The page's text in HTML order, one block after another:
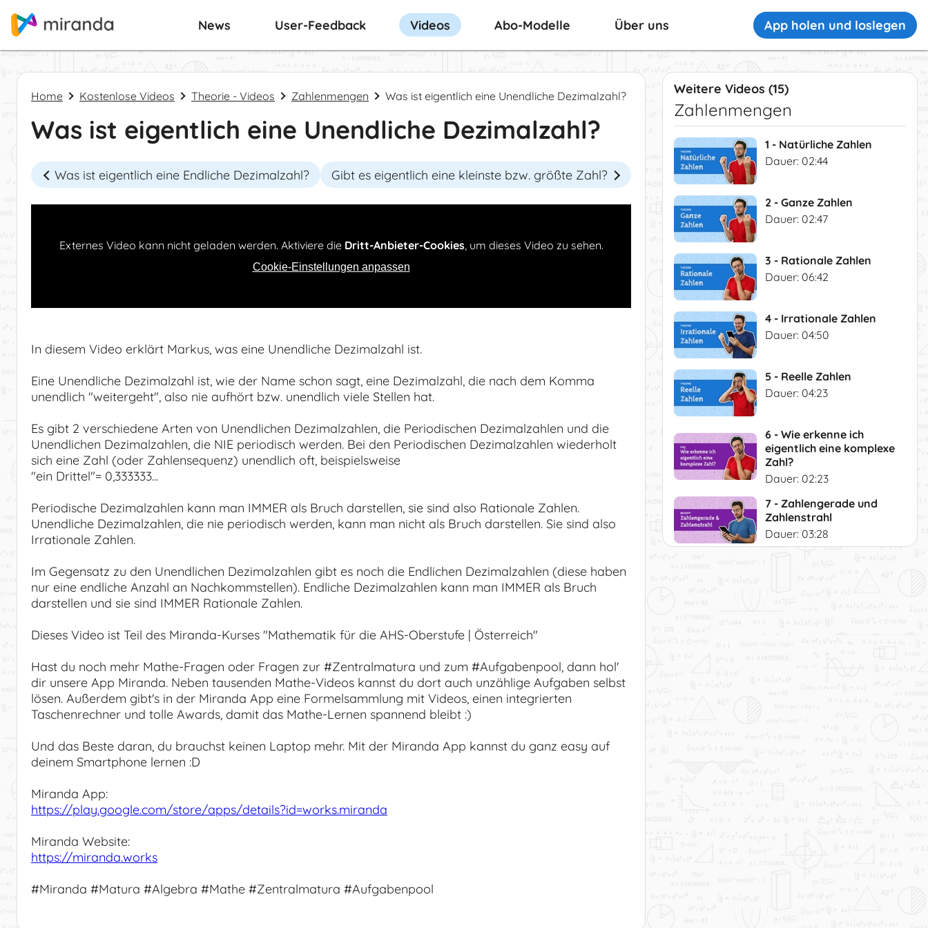
News User-Feedback Videos Abo-Modelle Über uns App holen und loslegen
Home Kostenlose Videos Theorie - Videos Zahlenmengen Was ist eigentlich eine Unendliche Dezimalzahl?
Was ist eigentlich eine Unendliche Dezimalzahl?
Was ist eigentlich eine Endliche Dezimalzahl? Gibt es eigentlich eine kleinste bzw. größte Zahl?
Externes Video kann nicht geladen werden. Aktiviere die Dritt-Anbieter-Cookies, um dieses Video zu sehen.
Cookie-Einstellungen anpassen
In diesem Video erklärt Markus, was eine Unendliche Dezimalzahl ist.
Eine Unendliche Dezimalzahl ist, wie der Name schon sagt, eine Dezimalzahl, die nach dem Komma
unendlich "weitergeht", also nie aufhört bzw. unendlich viele Stellen hat.
Es gibt 2 verschiedene Arten von Unendlichen Dezimalzahlen, die Periodischen Dezimalzahlen und die
Unendlichen Dezimalzahlen, die NIE periodisch werden. Bei den Periodischen Dezimalzahlen wiederholt
sich eine Zahl (oder Zahlensequenz) unendlich oft, beispielsweise
"ein Drittel"= 0,333333...
Periodische Dezimalzahlen kann man IMMER als Bruch darstellen, sie sind also Rationale Zahlen.
Unendliche Dezimalzahlen, die nie periodisch werden, kann man nicht als Bruch darstellen. Sie sind also
Irrationale Zahlen.
Im Gegensatz zu den Unendlichen Dezimalzahlen gibt es noch die Endlichen Dezimalzahlen (diese haben
nur eine endliche Anzahl an Nachkommstellen). Endliche Dezimalzahlen kann man IMMER als Bruch
darstellen und sie sind IMMER Rationale Zahlen.
Dieses Video ist Teil des Miranda-Kurses "Mathematik für die AHS-Oberstufe | Österreich"
Hast du noch mehr Mathe-Fragen oder Fragen zur #Zentralmatura und zum #Aufgabenpool, dann hol'
dir unsere App Miranda. Neben tausenden Mathe-Videos kannst du dort auch unzählige Aufgaben selbst
lösen. Außerdem gibt's in der Miranda App eine Formelsammlung mit Videos, einen integrierten
Taschenrechner und tolle Awards, damit das Mathe-Lernen spannend bleibt :)
Und das Beste daran, du brauchst keinen Laptop mehr. Mit der Miranda App kannst du ganz easy auf
deinem Smartphone lernen :D
Miranda App:
https://play.google.com/store/apps/details?id=works.miranda
Miranda Website:
https://miranda.works
#Miranda #Matura #Algebra #Mathe #Zentralmatura #Aufgabenpool
Weitere Videos (15)
Zahlenmengen
1 - Natürliche Zahlen
Dauer: 02:44
2 - Ganze Zahlen
Dauer: 02:47
3 - Rationale Zahlen
Dauer: 06:42
4 - Irrationale Zahlen
Dauer: 04:50
5 - Reelle Zahlen
Dauer: 04:23
6 - Wie erkenne ich
eigentlich eine komplexe
Zahl?
Dauer: 02:23
7 - Zahlengerade und
Zahlenstrahl
Dauer: 03:28